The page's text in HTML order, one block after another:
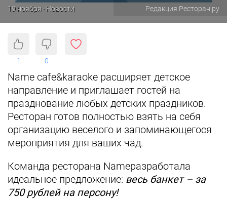
19 ноября · Новости Редакция Ресторан.ру
1 0
Name cafe&karaoke расширяет детское
направление и приглашает гостей на
празднование любых детских праздников.
Ресторан готов полностью взять на себя
организацию веселого и запоминающегося
мероприятия для ваших чад.
Команда ресторана Nameразработала
идеальное предложение: весь банкет – за
750 рублей на персону!